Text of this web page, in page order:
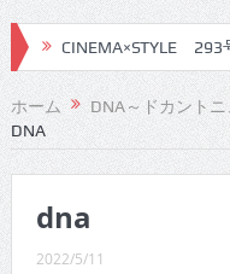
CINEMA×STYLE 293
CINEMA×STYLE 292号
CINEMA×STYLE 291号
CINEMA×STYLE 289号
ホーム
DNA～ドカント
DNA
dna
2022/5/11